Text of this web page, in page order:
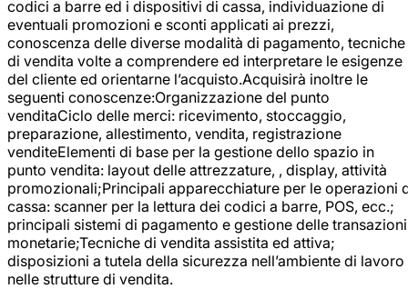
codici a barre ed i dispositivi di cassa, individuazione di
eventuali promozioni e sconti applicati ai prezzi,
conoscenza delle diverse modalità di pagamento, tecniche
di vendita volte a comprendere ed interpretare le esigenze
del cliente ed orientarne l’acquisto.Acquisirà inoltre le
seguenti conoscenze:Organizzazione del punto
venditaCiclo delle merci: ricevimento, stoccaggio,
preparazione, allestimento, vendita, registrazione
venditeElementi di base per la gestione dello spazio in
punto vendita: layout delle attrezzature, , display, attività
promozionali;Principali apparecchiature per le operazioni
cassa: scanner per la lettura dei codici a barre, POS, ecc.;
principali sistemi di pagamento e gestione delle transazioni
monetarie;Tecniche di vendita assistita ed attiva;
disposizioni a tutela della sicurezza nell’ambiente di lavoro
nelle strutture di vendita.